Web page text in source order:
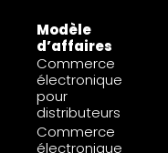
Modèle
d’affaires
Commerce
électronique
pour
distributeurs
Commerce
électronique